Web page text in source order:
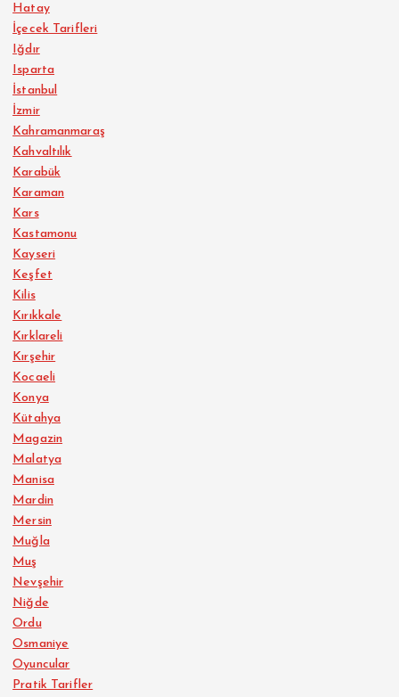
Hatay
İçecek Tarifleri
Iğdır
Isparta
İstanbul
İzmir
Kahramanmaraş
Kahvaltılık
Karabük
Karaman
Kars
Kastamonu
Kayseri
Keşfet
Kilis
Kırıkkale
Kırklareli
Kırşehir
Kocaeli
Konya
Kütahya
Magazin
Malatya
Manisa
Mardin
Mersin
Muğla
Muş
Nevşehir
Niğde
Ordu
Osmaniye
Oyuncular
Pratik Tarifler